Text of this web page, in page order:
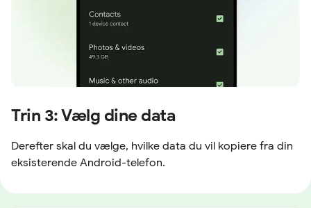
Trin 3: Vælg dine data
Derefter skal du vælge, hvilke data du vil kopiere fra din
eksisterende Android-telefon.